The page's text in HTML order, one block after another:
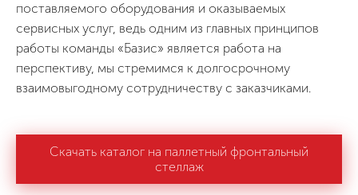
поставляемого оборудования и оказываемых
сервисных услуг, ведь одним из главных принципов
работы команды «Базис» является работа на
перспективу, мы стремимся к долгосрочному
взаимовыгодному сотрудничеству с заказчиками.
Скачать каталог на паллетный фронтальный
стеллаж